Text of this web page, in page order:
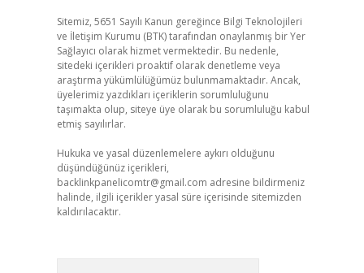
Sitemiz, 5651 Sayılı Kanun gereğince Bilgi Teknolojileri
ve İletişim Kurumu (BTK) tarafından onaylanmış bir Yer
Sağlayıcı olarak hizmet vermektedir. Bu nedenle,
sitedeki içerikleri proaktif olarak denetleme veya
araştırma yükümlülüğümüz bulunmamaktadır. Ancak,
üyelerimiz yazdıkları içeriklerin sorumluluğunu
taşımakta olup, siteye üye olarak bu sorumluluğu kabul
etmiş sayılırlar.
Hukuka ve yasal düzenlemelere aykırı olduğunu
düşündüğünüz içerikleri,
backlinkpanelicomtr@gmail.com adresine bildirmeniz
halinde, ilgili içerikler yasal süre içerisinde sitemizden
kaldırılacaktır.